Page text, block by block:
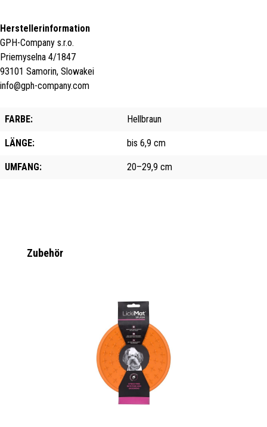
Herstellerinformation
GPH-Company s.r.o.
Priemyselna 4/1847
93101 Samorin, Slowakei
info@gph-company.com
FARBE: Hellbraun
LÄNGE: bis 6,9 cm
UMFANG: 20–29,9 cm
Produktgalerie überspringen
Zubehör